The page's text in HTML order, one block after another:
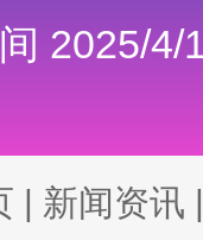
2025/4/
| 新闻资讯 |